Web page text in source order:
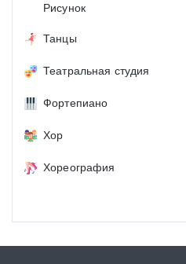
Рисунок
Танцы
Театральная студия
Фортепиано
Хор
Хореография